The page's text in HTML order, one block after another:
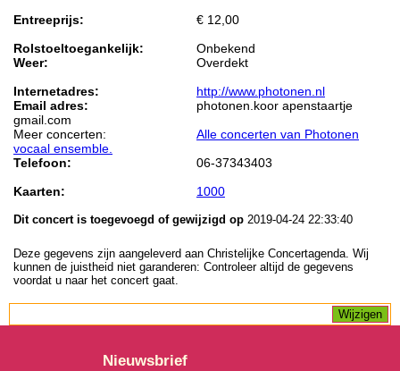
Entreeprijs:
€ 12,00
Rolstoeltoegankelijk:
Onbekend
Weer:
Overdekt
Internetadres:
http://www.photonen.nl
Email adres:
photonen.koor apenstaartje
gmail.com
Meer concerten:
Alle concerten van Photonen
vocaal ensemble.
Telefoon:
06-37343403
Kaarten:
1000
Dit concert is toegevoegd of gewijzigd op 2019-04-24 22:33:40
Deze gegevens zijn aangeleverd aan Christelijke Concertagenda. Wij
kunnen de juistheid niet garanderen: Controleer altijd de gegevens
voordat u naar het concert gaat.
Nieuwsbrief